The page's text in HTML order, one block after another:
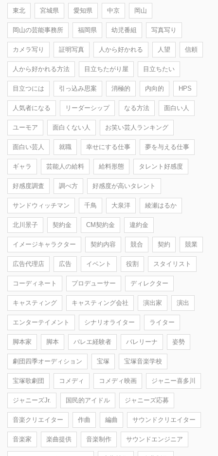
東北 宮城県 愛知県 中京 岡山
岡山の芸能事務所 福岡県 幼児番組 写真写り
カメラ写り 証明写真 人から好かれる 人望 信頼
人から好かれる方法 目立ちたがり屋 目立ちたい
目立つには 引っ込み思案 消極的 内向的 HPS
人気者になる リーダーシップ なる方法 面白い人
ユーモア 面白くない人 お笑い芸人ランキング
面白い芸人 就職 幸せにする仕事 夢を与える仕事
ギャラ 芸能人の給料 給料形態 タレント好感度
好感度調査 調べ方 好感度が高いタレント
サンドウィッチマン 千鳥 大泉洋 綾瀬はるか
北川景子 契約金 CM契約金 違約金
イメージキャラクター 契約内容 競合 契約 競業
広告代理店 広告 イベント 役割 スタイリスト
コーディネート プロデューサー ディレクター
キャスティング キャスティング会社 演出家 演出
エンターテイメント シナリオライター ライター
脚本家 脚本 バレエ経験者 バレリーナ 姿勢
劇団四季オーディション 宝塚 宝塚音楽学校
宝塚歌劇団 コメディ コメディ映画 ジャニー喜多川
ジャニーズJr. 国民的アイドル ジャニーズ応募
音楽クリエイター 作曲 編曲 サウンドクリエイター
音楽家 楽曲提供 音楽制作 サウンドエンジニア